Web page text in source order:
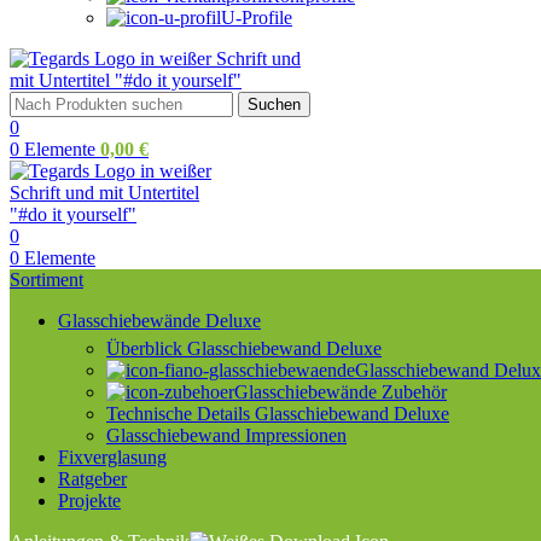
U-Profile
Suchen
0
0 Elemente 0,00 €
0
0 Elemente
Sortiment
Glasschiebewände Deluxe
Überblick Glasschiebewand Deluxe
Glasschiebewand
Glasschiebewände Zubehör
Technische Details Glasschiebewand Deluxe
Glasschiebewand Impressionen
Fixverglasung
Ratgeber
Projekte